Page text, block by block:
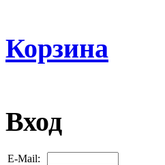
Корзина
Вход
E-Mail: